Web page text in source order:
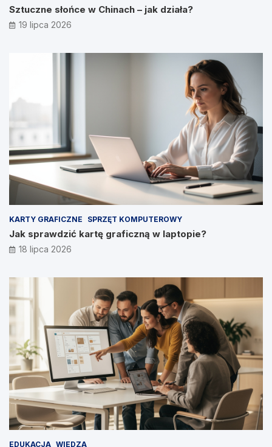
Sztuczne słońce w Chinach – jak działa?
19 lipca 2026
KARTY GRAFICZNE SPRZĘT KOMPUTEROWY
Jak sprawdzić kartę graficzną w laptopie?
18 lipca 2026
EDUKACJA WIEDZA